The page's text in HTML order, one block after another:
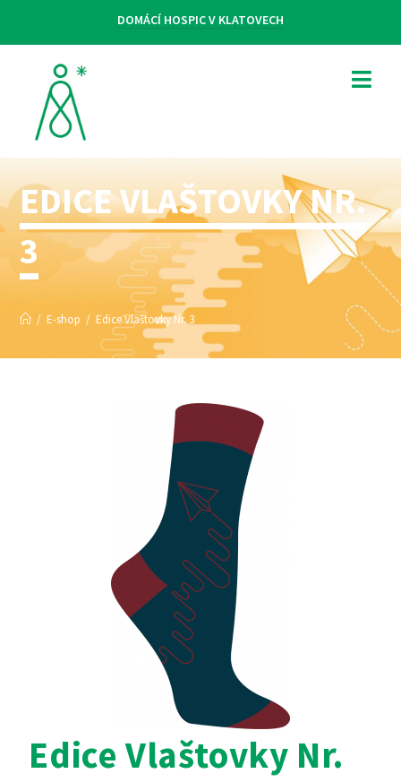
DOMÁCÍ HOSPIC V KLATOVECH
EDICE VLAŠTOVKY NR.
3
/ E-shop / Edice Vlaštovky Nr. 3
Edice Vlaštovky Nr.